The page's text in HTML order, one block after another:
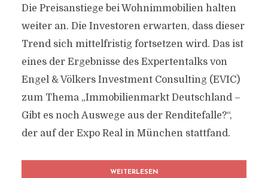
Die Preisanstiege bei Wohnimmobilien halten
weiter an. Die Investoren erwarten, dass dieser
Trend sich mittelfristig fortsetzen wird. Das ist
eines der Ergebnisse des Expertentalks von
Engel & Völkers Investment Consulting (EVIC)
zum Thema „Immobilienmarkt Deutschland –
Gibt es noch Auswege aus der Renditefalle?“,
der auf der Expo Real in München stattfand.
WEITERLESEN